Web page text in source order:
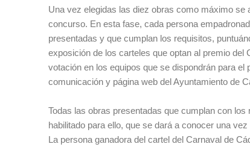
Una vez elegidas las diez obras como máximo se
concurso. En esta fase, cada persona
presentadas y que cumplan los requisitos,
exposición de los carteles que optan al premio
votación en los equipos que se dispondrán para
comunicación y página web del Ayuntamiento de
Todas las obras presentadas que cumplan con
habilitado para ello, que se dará a conocer una
La persona ganadora del cartel del Carnaval de